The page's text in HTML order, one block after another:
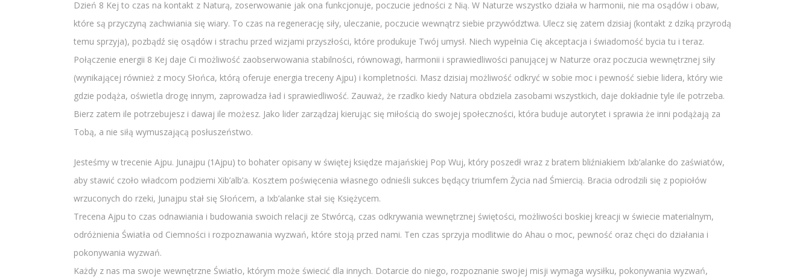
Dzień 8 Kej to czas na kontakt z Naturą, zoserwowanie jak ona funkcjonuje, poczucie jedności z Nią. W Naturze wszystko działa w harmonii, nie ma osądów i obaw,
które są przyczyną zachwiania się wiary. To czas na regenerację siły, uleczanie, poczucie wewnątrz siebie przywództwa. Ulecz się zatem dzisiaj (kontakt z dziką przyrodą
temu sprzyja), pozbądź się osądów i strachu przed wizjami przyszłości, które produkuje Twój umysł. Niech wypełnia Cię akceptacja i świadomość bycia tu i teraz.
Połączenie energii 8 Kej daje Ci możliwość zaobserwowania stabilności, równowagi, harmonii i sprawiedliwości panującej w Naturze oraz poczucia wewnętrznej siły
(wynikającej również z mocy Słońca, którą oferuje energia treceny Ajpu) i kompletności. Masz dzisiaj możliwość odkryć w sobie moc i pewność siebie lidera, który wie
gdzie podąża, oświetla drogę innym, zaprowadza ład i sprawiedliwość. Zauważ, że rzadko kiedy Natura obdziela zasobami wszystkich, daje dokładnie tyle ile potrzeba.
Bierz zatem ile potrzebujesz i dawaj ile możesz. Jako lider zarządzaj kierując się miłością do swojej społeczności, która buduje autorytet i sprawia że inni podążają za
Tobą, a nie siłą wymuszającą posłuszeństwo.
Jesteśmy w trecenie Ajpu. Junajpu (1Ajpu) to bohater opisany w świętej księdze majańskiej Pop Wuj, który poszedł wraz z bratem bliźniakiem Ixb’alanke do zaświatów,
aby stawić czoło władcom podziemi Xib’alb’a. Kosztem poświęcenia własnego odnieśli sukces będący triumfem Życia nad Śmiercią. Bracia odrodzili się z popiołów
wrzuconych do rzeki, Junajpu stał się Słońcem, a Ixb’alanke stał się Księżycem.
Trecena Ajpu to czas odnawiania i budowania swoich relacji ze Stwórcą, czas odkrywania wewnętrznej świętości, możliwości boskiej kreacji w świecie materialnym,
odróżnienia Światła od Ciemności i rozpoznawania wyzwań, które stoją przed nami. Ten czas sprzyja modlitwie do Ahau o moc, pewność oraz chęci do działania i
pokonywania wyzwań.
Każdy z nas ma swoje wewnętrzne Światło, którym może świecić dla innych. Dotarcie do niego, rozpoznanie swojej misji wymaga wysiłku, pokonywania wyzwań,